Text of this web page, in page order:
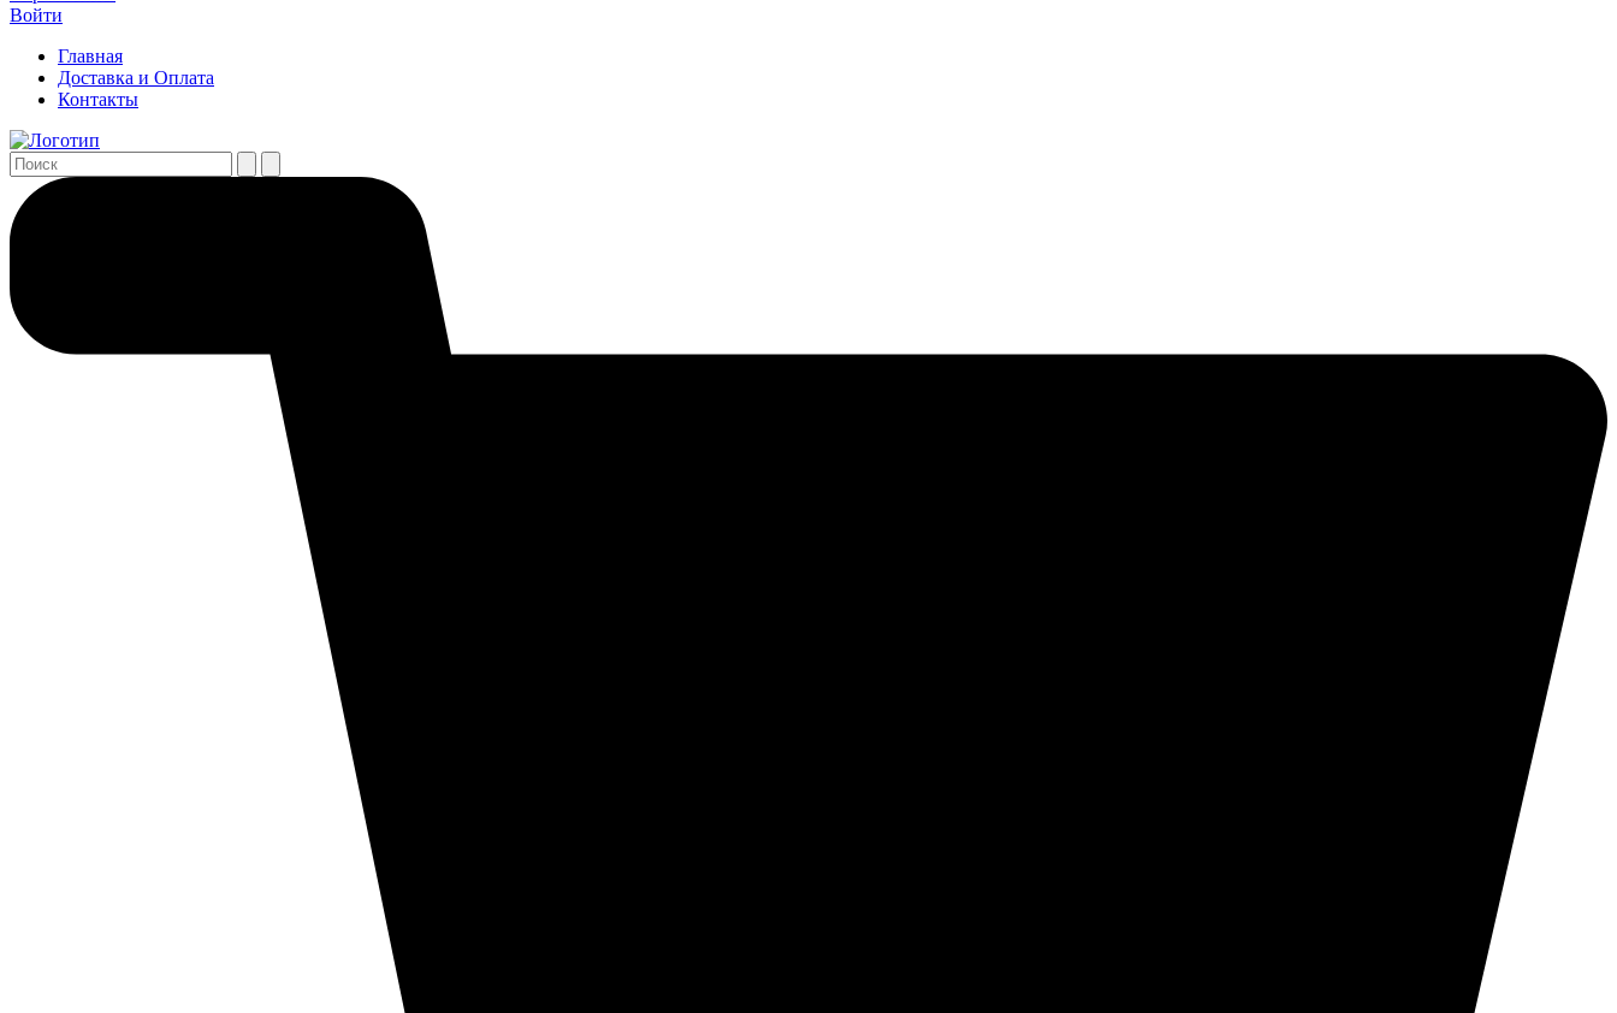
Войти
Главная
Доставка и Оплата
Контакты